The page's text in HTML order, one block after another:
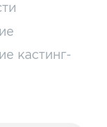
кастинг-